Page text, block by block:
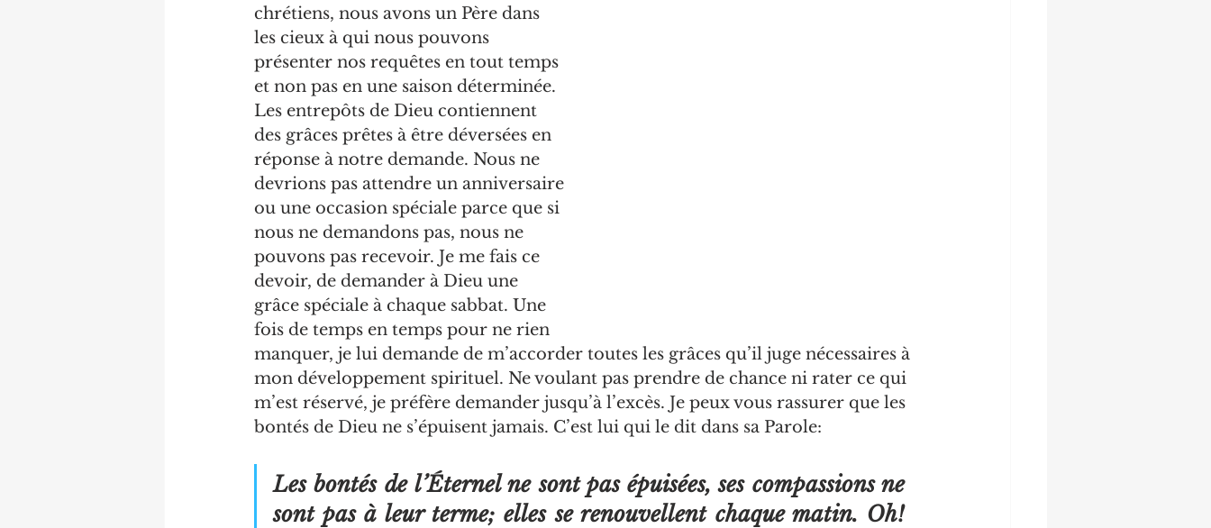
chrétiens, nous avons un Père dans
les cieux à qui nous pouvons
présenter nos requêtes en tout temps
et non pas en une saison déterminée.
Les entrepôts de Dieu contiennent
des grâces prêtes à être déversées en
réponse à notre demande. Nous ne
devrions pas attendre un anniversaire
ou une occasion spéciale parce que si
nous ne demandons pas, nous ne
pouvons pas recevoir. Je me fais ce
devoir, de demander à Dieu une
grâce spéciale à chaque sabbat. Une
fois de temps en temps pour ne rien
manquer, je lui demande de m’accorder toutes les grâces qu’il juge nécessaires à
mon développement spirituel. Ne voulant pas prendre de chance ni rater ce qui
m’est réservé, je préfère demander jusqu’à l’excès. Je peux vous rassurer que les
bontés de Dieu ne s’épuisent jamais. C’est lui qui le dit dans sa Parole:
Les bontés de l’Éternel ne sont pas épuisées, ses compassions ne
sont pas à leur terme; elles se renouvellent chaque matin. Oh!